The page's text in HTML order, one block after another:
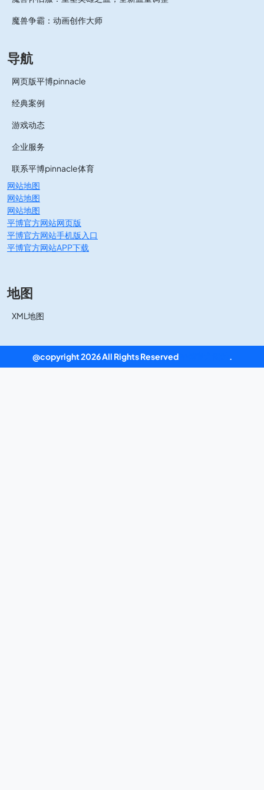
魔兽争霸：动画创作大师
导航
网页版平博pinnacle
经典案例
游戏动态
企业服务
联系平博pinnacle体育
网站地图
网站地图
网站地图
平博官方网站网页版
平博官方网站手机版入口
平博官方网站APP下载
地图
XML地图
@copyright 2026 All Rights Reserved .